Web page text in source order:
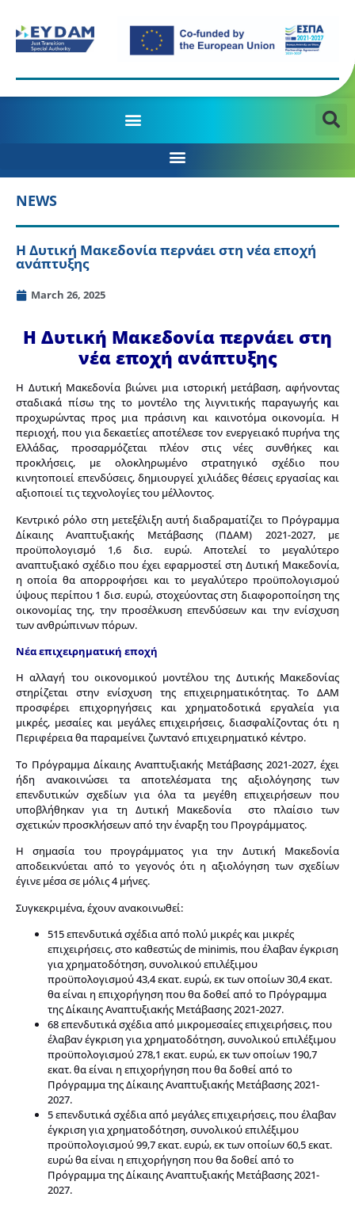
NEWS
Η Δυτική Μακεδονία περνάει στη νέα εποχή
ανάπτυξης
March 26, 2025
Η Δυτική Μακεδονία περνάει στη
νέα εποχή ανάπτυξης
Η Δυτική Μακεδονία βιώνει μια ιστορική μετάβαση, αφήνοντας
σταδιακά πίσω της το μοντέλο της λιγνιτικής παραγωγής και
προχωρώντας προς μια πράσινη και καινοτόμα οικονομία. Η
περιοχή, που για δεκαετίες αποτέλεσε τον ενεργειακό πυρήνα της
Ελλάδας, προσαρμόζεται πλέον στις νέες συνθήκες και
προκλήσεις, με ολοκληρωμένο στρατηγικό σχέδιο που
κινητοποιεί επενδύσεις, δημιουργεί χιλιάδες θέσεις εργασίας και
αξιοποιεί τις τεχνολογίες του μέλλοντος.
Κεντρικό ρόλο στη μετεξέλιξη αυτή διαδραματίζει το Πρόγραμμα
Δίκαιης Αναπτυξιακής Μετάβασης (ΠΔΑΜ) 2021-2027, με
προϋπολογισμό 1,6 δισ. ευρώ. Αποτελεί το μεγαλύτερο
αναπτυξιακό σχέδιο που έχει εφαρμοστεί στη Δυτική Μακεδονία,
η οποία θα απορροφήσει και το μεγαλύτερο προϋπολογισμού
ύψους περίπου 1 δισ. ευρώ, στοχεύοντας στη διαφοροποίηση της
οικονομίας της, την προσέλκυση επενδύσεων και την ενίσχυση
των ανθρώπινων πόρων.
Νέα επιχειρηματική εποχή
Η αλλαγή του οικονομικού μοντέλου της Δυτικής Μακεδονίας
στηρίζεται στην ενίσχυση της επιχειρηματικότητας. Το ΔΑΜ
προσφέρει επιχορηγήσεις και χρηματοδοτικά εργαλεία για
μικρές, μεσαίες και μεγάλες επιχειρήσεις, διασφαλίζοντας ότι η
Περιφέρεια θα παραμείνει ζωντανό επιχειρηματικό κέντρο.
Το Πρόγραμμα Δίκαιης Αναπτυξιακής Μετάβασης 2021-2027, έχει
ήδη ανακοινώσει τα αποτελέσματα της αξιολόγησης των
επενδυτικών σχεδίων για όλα τα μεγέθη επιχειρήσεων που
υποβλήθηκαν για τη Δυτική Μακεδονία στο πλαίσιο των
σχετικών προσκλήσεων από την έναρξη του Προγράμματος.
Η σημασία του προγράμματος για την Δυτική Μακεδονία
αποδεικνύεται από το γεγονός ότι η αξιολόγηση των σχεδίων
έγινε μέσα σε μόλις 4 μήνες.
Συγκεκριμένα, έχουν ανακοινωθεί:
515 επενδυτικά σχέδια από πολύ μικρές και μικρές
επιχειρήσεις, στο καθεστώς de minimis, που έλαβαν έγκριση
για χρηματοδότηση, συνολικού επιλέξιμου
προϋπολογισμού 43,4 εκατ. ευρώ, εκ των οποίων 30,4 εκατ.
θα είναι η επιχορήγηση που θα δοθεί από το Πρόγραμμα
της Δίκαιης Αναπτυξιακής Μετάβασης 2021-2027.
68 επενδυτικά σχέδια από μικρομεσαίες επιχειρήσεις, που
έλαβαν έγκριση για χρηματοδότηση, συνολικού επιλέξιμου
προϋπολογισμού 278,1 εκατ. ευρώ, εκ των οποίων 190,7
εκατ. θα είναι η επιχορήγηση που θα δοθεί από το
Πρόγραμμα της Δίκαιης Αναπτυξιακής Μετάβασης 2021-
2027.
5 επενδυτικά σχέδια από μεγάλες επιχειρήσεις, που έλαβαν
έγκριση για χρηματοδότηση, συνολικού επιλέξιμου
προϋπολογισμού 99,7 εκατ. ευρώ, εκ των οποίων 60,5 εκατ.
ευρώ θα είναι η επιχορήγηση που θα δοθεί από το
Πρόγραμμα της Δίκαιης Αναπτυξιακής Μετάβασης 2021-
2027.